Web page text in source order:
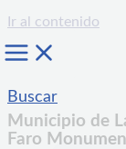
Ir al contenido
Buscar
Municipio de
Faro